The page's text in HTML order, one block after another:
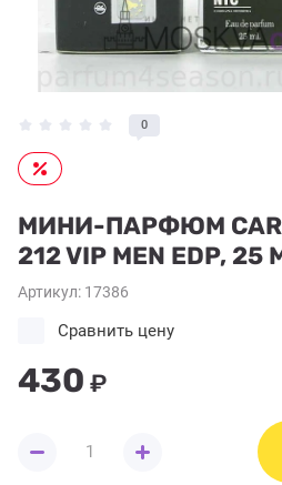
0
МИНИ-ПАРФЮМ
212 VIP MEN EDP, 25
Артикул: 17386
430 ₽
Сравнить цену